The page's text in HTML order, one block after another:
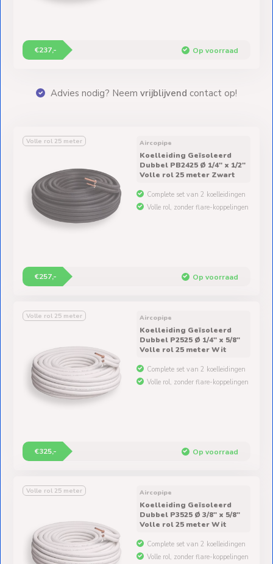
€237,- Op voorraad
Advies nodig? Neemvrijblijvend contact op!
Volle rol 25 meter Aircopipe
Koelleiding Geïsoleerd
Dubbel PB2425 Ø 1/4" x 1/2"
Volle rol 25 meter Zwart
Complete set van 2 koelleidingen
Volle rol, zonder flare-koppelingen
€257,- Op voorraad
Volle rol 25 meter Aircopipe
Koelleiding Geïsoleerd
Dubbel P2525 Ø 1/4" x 5/8"
Volle rol 25 meter Wit
Complete set van 2 koelleidingen
Volle rol, zonder flare-koppelingen
€325,- Op voorraad
Volle rol 25 meter Aircopipe
Koelleiding Geïsoleerd
Dubbel P3525 Ø 3/8" x 5/8"
Volle rol 25 meter Wit
Complete set van 2 koelleidingen
Volle rol, zonder flare-koppelingen